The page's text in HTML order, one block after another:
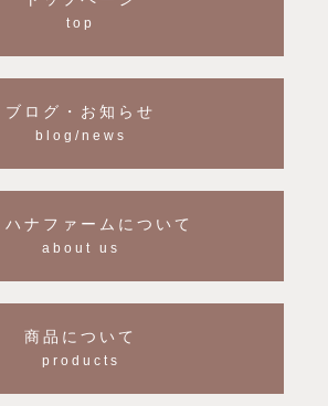
top
ブログ・お知らせ
blog/news
ハナファームについて
about us
商品について
products